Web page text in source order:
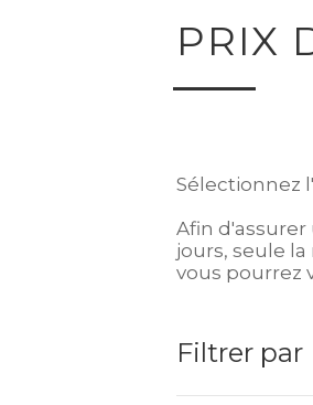
PRIX
Sélectionnez
Afin
jours, seule
vous pourrez
Filtrer par